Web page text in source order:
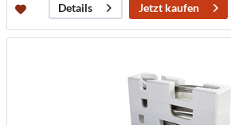
Details Jetzt kaufen